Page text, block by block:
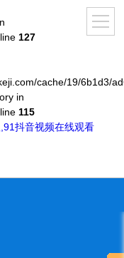
127
cache/19/6b1d3/
in
115
抖音视频在线观看